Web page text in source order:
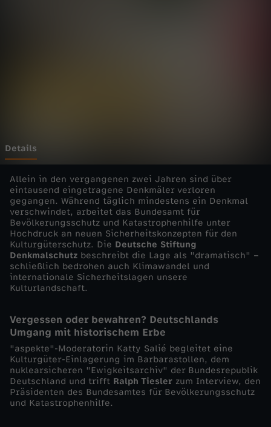
e
n
k
m
ä
l
e
r
n
u
Details
Allein in den vergangenen zwei Jahren sind über
eintausend eingetragene Denkmäler verloren
gegangen. Während täglich mindestens ein Denkmal
verschwindet, arbeitet das Bundesamt für
Bevölkerungsschutz und Katastrophenhilfe unter
Hochdruck an neuen Sicherheitskonzepten für den
Kulturgüterschutz. Die Deutsche Stiftung
Denkmalschutz beschreibt die Lage als "dramatisch" –
schließlich bedrohen auch Klimawandel und
internationale Sicherheitslagen unsere
Kulturlandschaft.
Vergessen oder bewahren? Deutschlands
Umgang mit historischem Erbe
"aspekte"-Moderatorin Katty Salié begleitet eine
Kulturgüter-Einlagerung im Barbarastollen, dem
nuklearsicheren "Ewigkeitsarchiv" der Bundesrepublik
Deutschland und trifft Ralph Tiesler zum Interview, den
Präsidenten des Bundesamtes für Bevölkerungsschutz
und Katastrophenhilfe.